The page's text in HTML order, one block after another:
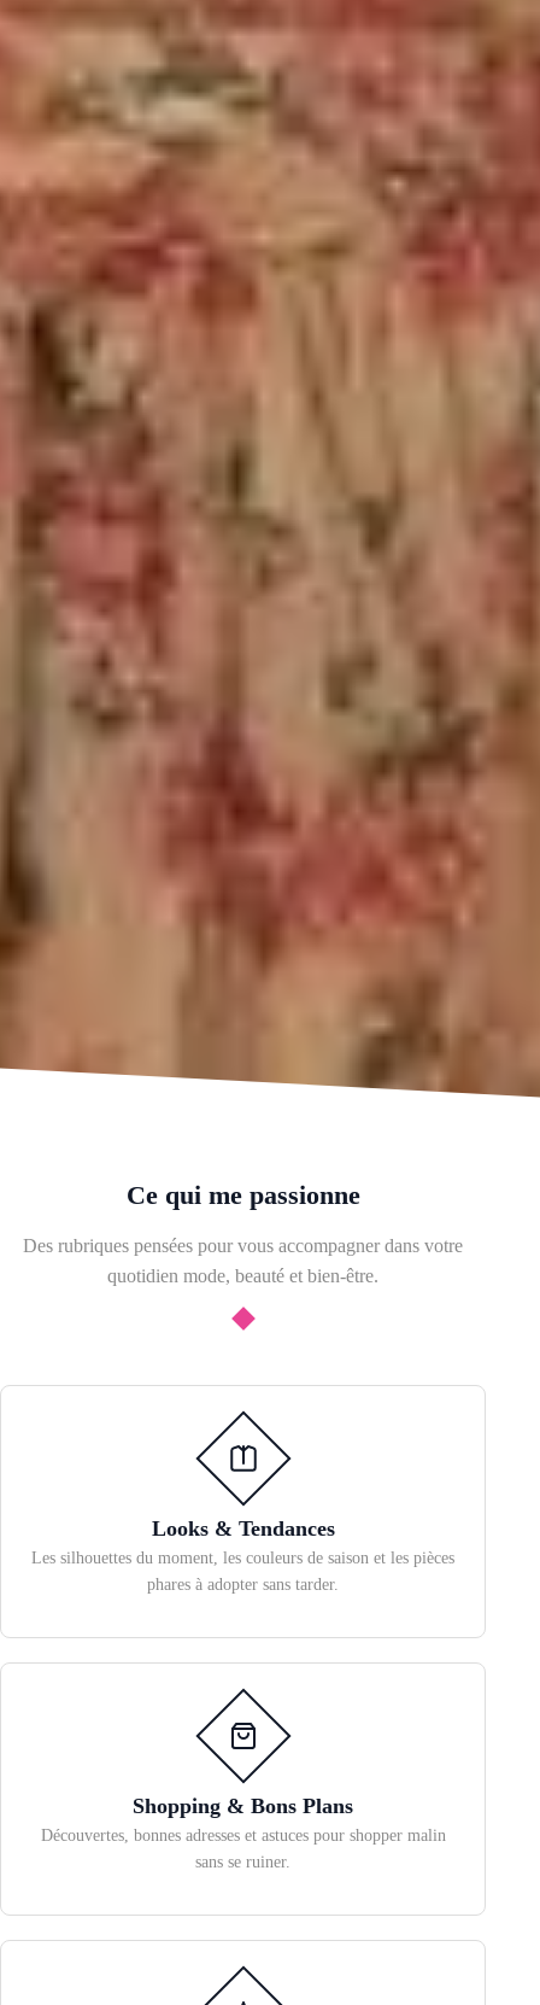
Ce qui me passionne
Des rubriques pensées pour vous accompagner dans votre
quotidien mode, beauté et bien-être.
Looks & Tendances
Les silhouettes du moment, les couleurs de saison et les pièces
phares à adopter sans tarder.
Shopping & Bons Plans
Découvertes, bonnes adresses et astuces pour shopper malin
sans se ruiner.